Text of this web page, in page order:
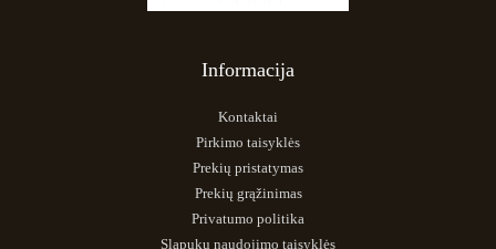
Informacija
Kontaktai
Pirkimo taisyklės
Prekių pristatymas
Prekių grąžinimas
Privatumo politika
Slapukų naudojimo taisyklės